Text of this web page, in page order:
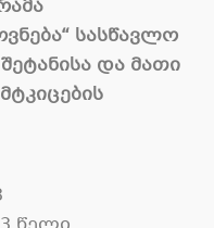
სასწავლო
და მათი